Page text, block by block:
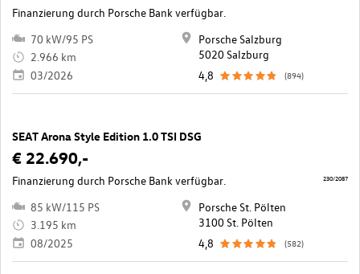
Finanzierung durch Porsche Bank verfügbar.
70 kW/95 PS
2.966 km
03/2026
Porsche Salzburg
5020 Salzburg
4,8
(894)
SEAT Arona Style Edition 1.0 TSI DSG
€ 22.690,-
Finanzierung durch Porsche Bank verfügbar.
85 kW/115 PS
3.195 km
08/2025
Porsche St. Pölten
3100 St. Pölten
4,8
(582)
230/2087